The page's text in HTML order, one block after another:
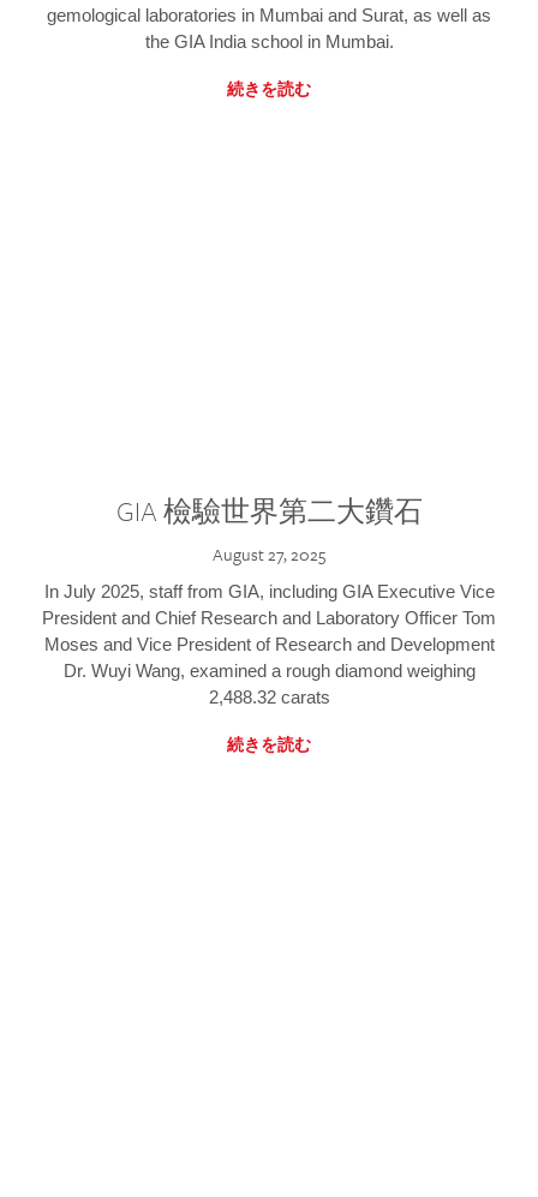
gemological laboratories in Mumbai and Surat, as well as
the GIA India school in Mumbai.
続きを読む
GIA 檢驗世界第二大鑽石
August 27, 2025
In July 2025, staff from GIA, including GIA Executive Vice
President and Chief Research and Laboratory Officer Tom
Moses and Vice President of Research and Development
Dr. Wuyi Wang, examined a rough diamond weighing
2,488.32 carats
続きを読む